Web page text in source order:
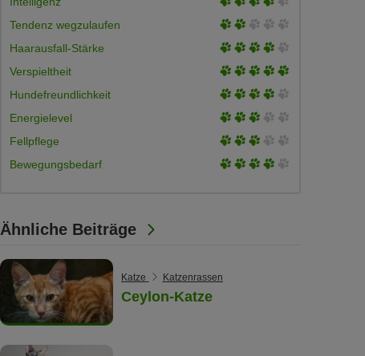
5
5
Tendenz wegzulaufen
3
5
Haarausfall-Stärke
3
5
Verspieltheit
3
5
Hundefreundlichkeit
3
5
Energielevel
3
5
Fellpflege
3
5
Bewegungsbedarf
3
Ähnliche Beiträge
Katze Katzenrassen
Ceylon-Katze